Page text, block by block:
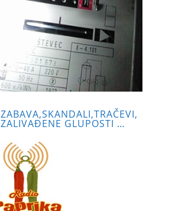
ZABAVA,SKANDALI,TRAČEVI,
ZALIVAĐENE GLUPOSTI …